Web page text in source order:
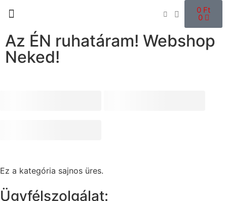
0 Ft
0
Az ÉN ruhatáram! Webshop
Neked!
Ez a kategória sajnos üres.
Ügyfélszolgálat: